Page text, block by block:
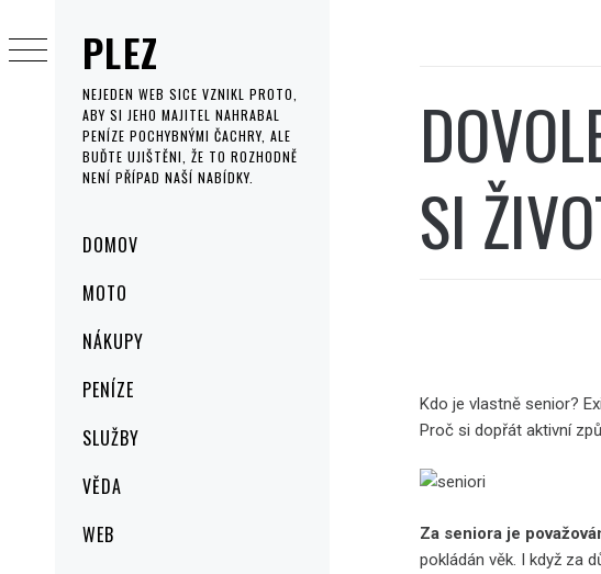
PLEZ
NEJEDEN WEB SICE VZNIKL PROTO,
ABY SI JEHO MAJITEL NAHRABAL
PENÍZE POCHYBNÝMI ČACHRY, ALE
BUĎTE UJIŠTĚNI, ŽE TO ROZHODNĚ
NENÍ PŘÍPAD NAŠÍ NABÍDKY.
MenuDOMOV
MOTO
NÁKUPY
PENÍZE
SLUŽBY
VĚDA
WEB
to
content
SI
Kdo je vlastně senior?
Proč si dopřát aktivní
Za seniora je
pokládán věk. I když za